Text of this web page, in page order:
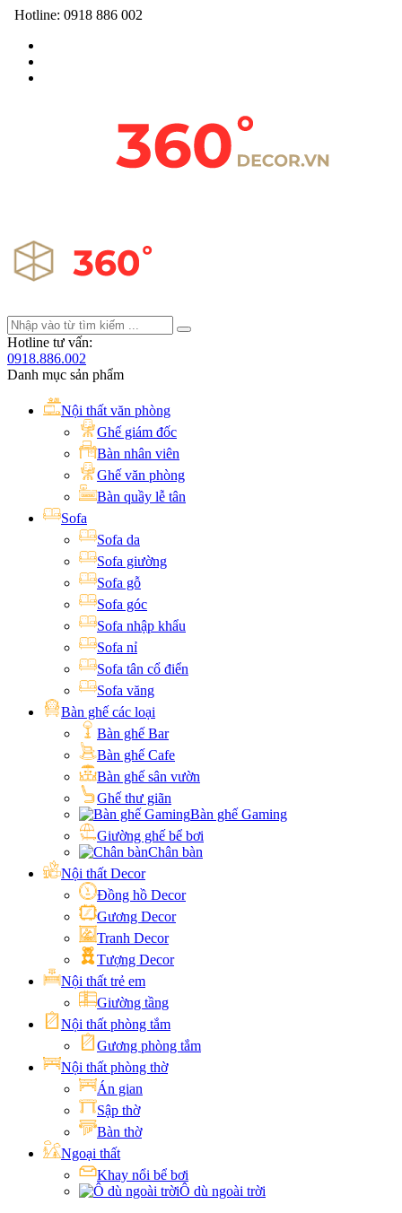
Hotline: 0918 886 002
Hotline tư vấn:
0918.886.002
Danh mục sản phẩm
Nội thất văn phòng
Ghế giám đốc
Bàn nhân viên
Ghế văn phòng
Bàn quầy lễ tân
Sofa
Sofa da
Sofa giường
Sofa gỗ
Sofa góc
Sofa nhập khẩu
Sofa nỉ
Sofa tân cổ điển
Sofa văng
Bàn ghế các loại
Bàn ghế Bar
Bàn ghế Cafe
Bàn ghế sân vườn
Ghế thư giãn
Bàn ghế Gaming
Giường ghế bể bơi
Chân bàn
Nội thất Decor
Đồng hồ Decor
Gương Decor
Tranh Decor
Tượng Decor
Nội thất trẻ em
Giường tầng
Nội thất phòng tắm
Gương phòng tắm
Nội thất phòng thờ
Án gian
Sập thờ
Bàn thờ
Ngoại thất
Khay nổi bể bơi
Ô dù ngoài trời